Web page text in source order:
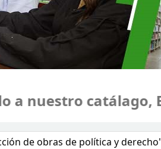
nuestro catálago,